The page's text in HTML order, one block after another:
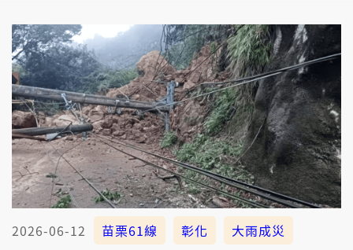
2026-06-12 苗栗61線 彰化 大雨成災